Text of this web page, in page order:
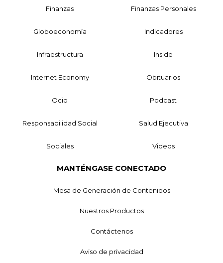
Finanzas Finanzas Personales
Globoeconomía Indicadores
Infraestructura Inside
Internet Economy Obituarios
Ocio Podcast
Responsabilidad Social Salud Ejecutiva
Sociales Videos
MANTÉNGASE CONECTADO
Mesa de Generación de Contenidos
Nuestros Productos
Contáctenos
Aviso de privacidad